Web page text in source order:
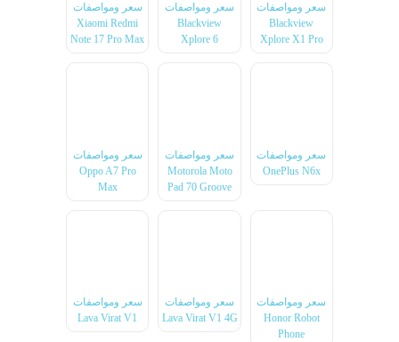
سعر ومواصفات
Blackview
Xplore X1 Pro
سعر ومواصفات
Blackview
Xplore 6
سعر ومواصفات
Xiaomi Redmi
Note 17 Pro Max
سعر ومواصفات
OnePlus N6x
سعر ومواصفات
Motorola Moto
Pad 70 Groove
سعر ومواصفات
Oppo A7 Pro
Max
سعر ومواصفات
Honor Robot
Phone
سعر ومواصفات
Lava Virat V1 4G
سعر ومواصفات
Lava Virat V1